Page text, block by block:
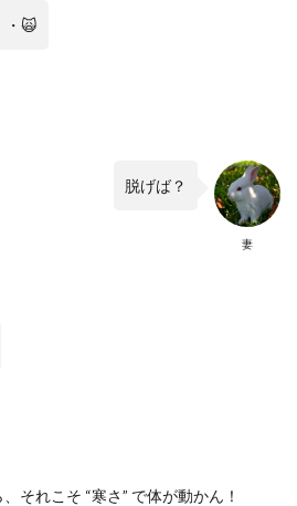
🙀
妻
脱げば？
それこそ “寒さ” で体が動かん！